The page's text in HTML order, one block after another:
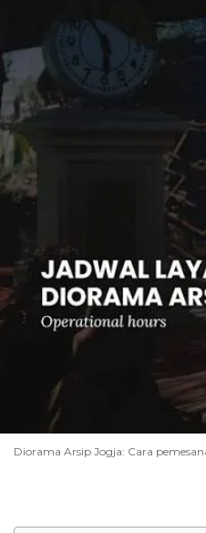
Diorama Arsip Jogja: Cara